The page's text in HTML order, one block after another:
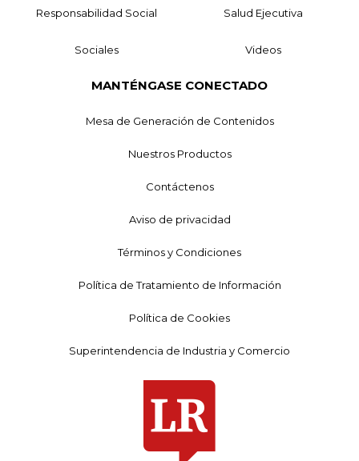
Responsabilidad Social Salud Ejecutiva
Sociales Videos
MANTÉNGASE CONECTADO
Mesa de Generación de Contenidos
Nuestros Productos
Contáctenos
Aviso de privacidad
Términos y Condiciones
Política de Tratamiento de Información
Política de Cookies
Superintendencia de Industria y Comercio